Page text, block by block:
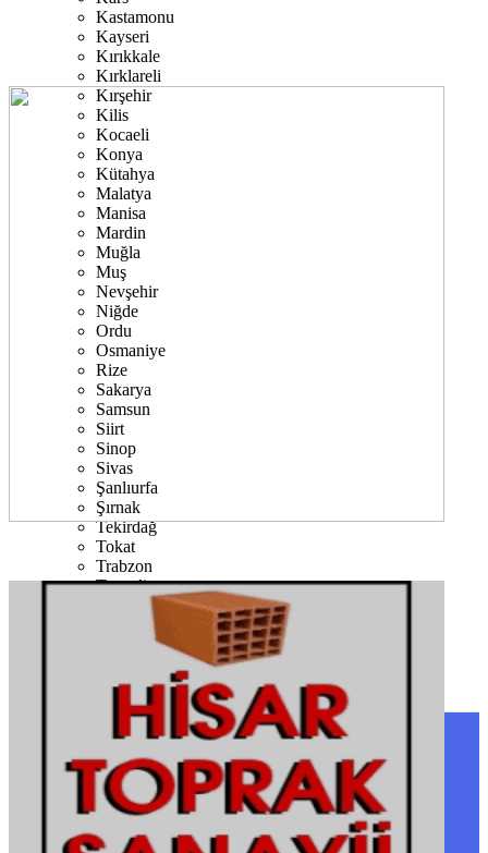
Kastamonu
Kayseri
Kırıkkale
Kırklareli
Kırşehir
Kilis
Kocaeli
Konya
Kütahya
Malatya
Manisa
Mardin
Muğla
Muş
Nevşehir
Niğde
Ordu
Osmaniye
Rize
Sakarya
Samsun
Siirt
Sinop
Sivas
Şanlıurfa
Şırnak
Tekirdağ
Tokat
Trabzon
Tunceli
Zonguldak
SINOP
BOYABAT
SIYASET